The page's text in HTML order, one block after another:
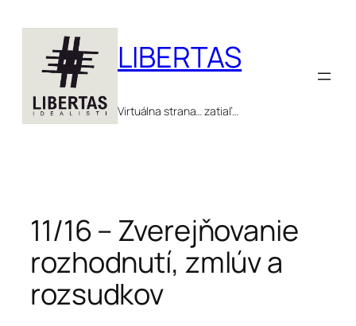
obsah
LIBERTAS
Virtuálna strana… zatiaľ…
11/16 – Zverejňovanie
rozhodnutí, zmlúv a
rozsudkov